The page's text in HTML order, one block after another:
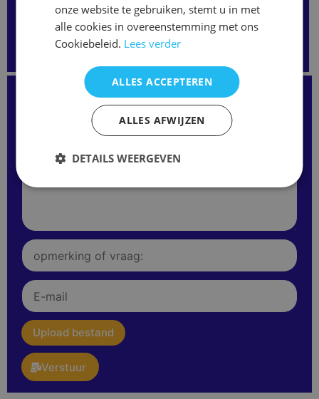
Airco, PC , Media & Overige
Audio
Blu-ray
Camera, navigatie
DVD
Providers-Satelliet-etc
Senioren
TV Video
Kunt u de juiste afstandsbediening niet vinden?
Staat uw model niet op onze website?
Neem gerust contact met ons op
of vul het formulier hieronder in.
Wij kunnen vaak alsnog de juiste afstandsbediening
/
Opmerking
of
vraag:
E-
mail
upload
Upload bestand
Verstuur
onze website te gebruiken, stemt u in met
alle cookies in overeenstemming met ons
Cookiebeleid. Lees verder
ALLES ACCEPTEREN
ALLES AFWIJZEN
DETAILS WEERGEVEN